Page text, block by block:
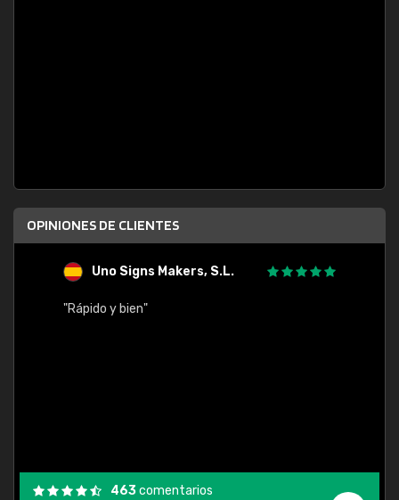
OPINIONES DE CLIENTES
Uno Signs Makers, S.L.
"Rápido y bien"
463comentarios